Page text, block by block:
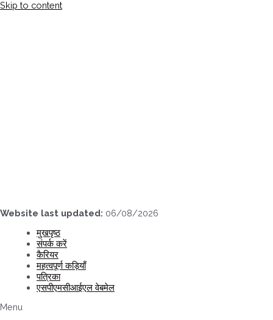
Skip to content
Website last updated: 06/08/2026
मुखपृष्ठ
संपर्क करें
कैरियर
महत्वपूर्ण कड़ियाँ
पत्रिका
एसपीएमसीआईएल वेबमेल
Menu